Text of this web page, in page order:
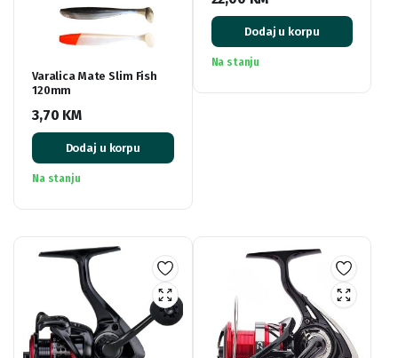
Varalica Mate Slim Fish
120mm
3,70 KM
Dodaj u korpu
Na stanju
Dodaj u korpu
Na stanju